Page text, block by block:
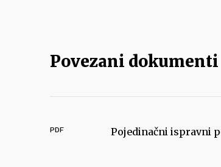
Povezani dokumenti
PDF Pojedinačni ispravni